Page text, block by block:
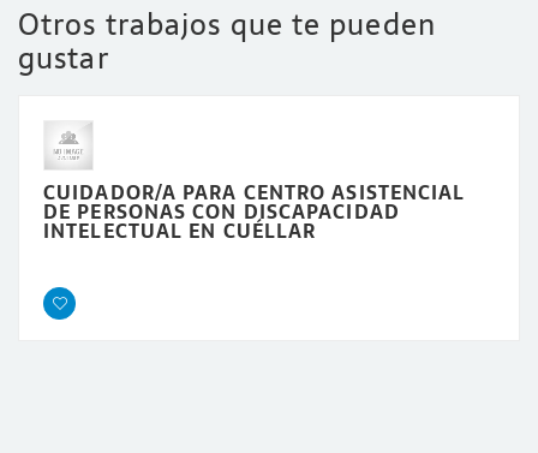
Otros trabajos que te pueden
gustar
CUIDADOR/A PARA CENTRO ASISTENCIAL
DE PERSONAS CON DISCAPACIDAD
INTELECTUAL EN CUÉLLAR